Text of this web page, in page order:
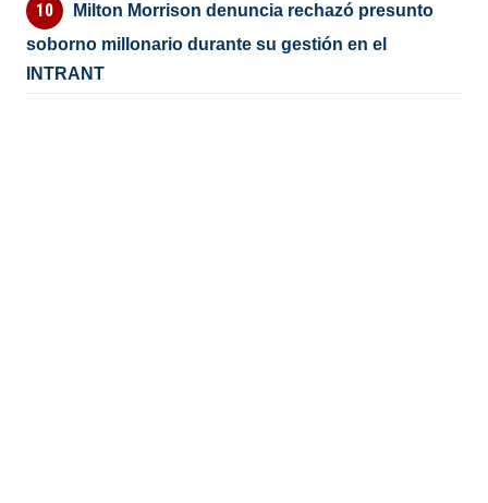
Milton Morrison denuncia rechazó presunto
soborno millonario durante su gestión en el
INTRANT